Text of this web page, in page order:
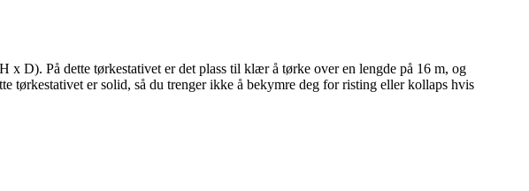
D). På dette tørkestativet er det plass til klær å tørke over en lengde på 16 m, og
tørkestativet er solid, så du trenger ikke å bekymre deg for risting eller kollaps hvis